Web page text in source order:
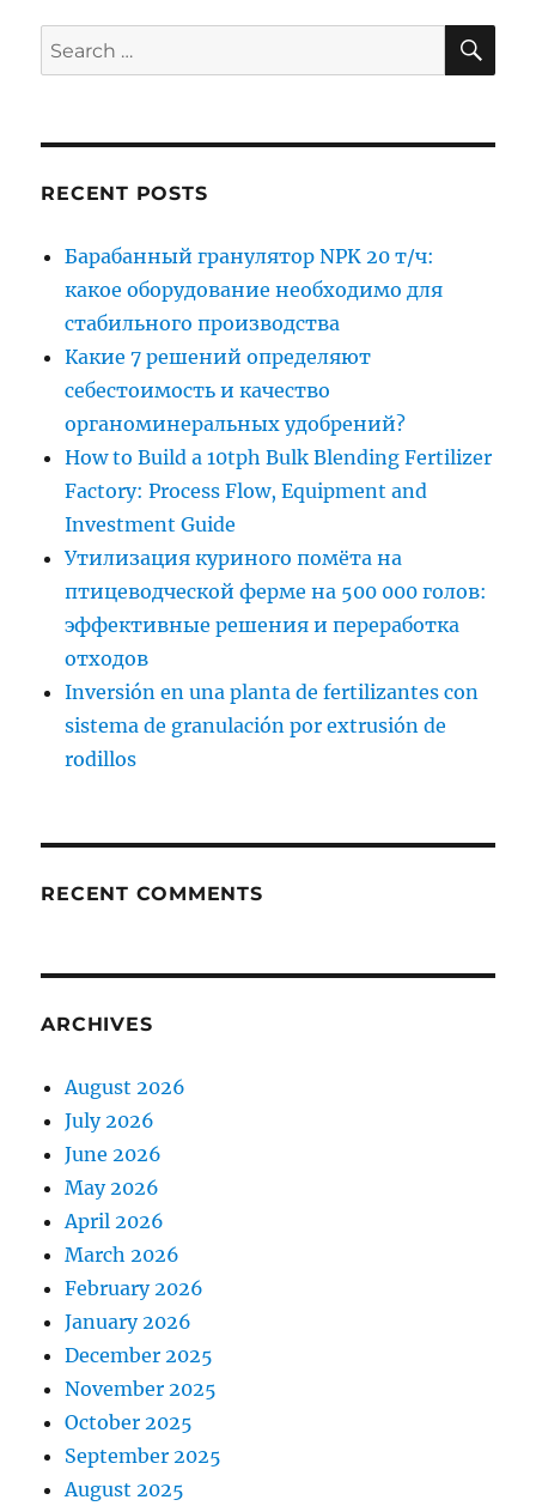
Search
for:
RECENT POSTS
Барабанный гранулятор NPK 20 т/ч:
какое оборудование необходимо для
стабильного производства
Какие 7 решений определяют
себестоимость и качество
органоминеральных удобрений?
How to Build a 10tph Bulk Blending Fertilizer
Factory: Process Flow, Equipment and
Investment Guide
Утилизация куриного помёта на
птицеводческой ферме на 500 000 голов:
эффективные решения и переработка
отходов
Inversión en una planta de fertilizantes con
sistema de granulación por extrusión de
rodillos
RECENT COMMENTS
ARCHIVES
August 2026
July 2026
June 2026
May 2026
April 2026
March 2026
February 2026
January 2026
December 2025
November 2025
October 2025
September 2025
August 2025